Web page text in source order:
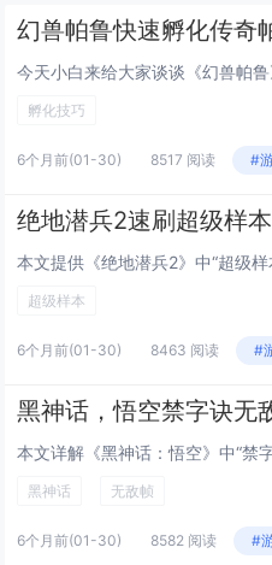
峡湾探秘与荒野生
孵化技巧
6个月前(01-30) 8517 阅读 #
超级样本
6个月前(01-30) 8463 阅读 #
黑神话 无敌帧
6个月前(01-30) 8582 阅读 #